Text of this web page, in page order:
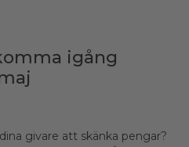
igång
givare att skänka pengar?